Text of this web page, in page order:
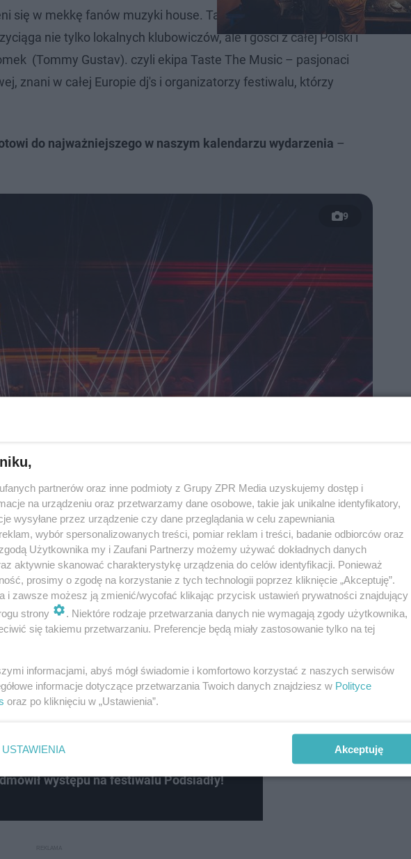
się w mekkę fanów muzyki house. Taste The Music at The
nie tylko lokalnych klubowiczów, ale i gości z całej Polski i
(Tommy Gustav). czyli ekipa Taste The Music – pasjonaci
znani w całej Europie dj's i organizatorzy festiwalu, którzy
do najważniejszego w naszym kalendarzu wydarzenia –
9
występu na festiwalu Podsiadły!
partnerów oraz inne podmioty z Grupy ZPR Media uzyskujemy dostęp i
na urządzeniu oraz przetwarzamy dane osobowe, takie jak unikalne identyfikatory,
wysyłane przez urządzenie czy dane przeglądania w celu zapewniania
wybór spersonalizowanych treści, pomiar reklam i treści, badanie odbiorców oraz
Użytkownika my i Zaufani Partnerzy możemy używać dokładnych danych
aktywnie skanować charakterystykę urządzenia do celów identyfikacji. Ponieważ
prosimy o zgodę na korzystanie z tych technologii poprzez kliknięcie „Akceptuję”.
i zawsze możesz ją zmienić/wycofać klikając przycisk ustawień prywatności znajdujący
strony
. Niektóre rodzaje przetwarzania danych nie wymagają zgody użytkownika,
się takiemu przetwarzaniu. Preferencje będą miały zastosowanie tylko na tej
informacjami, abyś mógł świadomie i komfortowo korzystać z naszych serwisów
informacje dotyczące przetwarzania Twoich danych znajdziesz w Polityce
oraz po kliknięciu w „Ustawienia”.
USTAWIENIA Akceptuję